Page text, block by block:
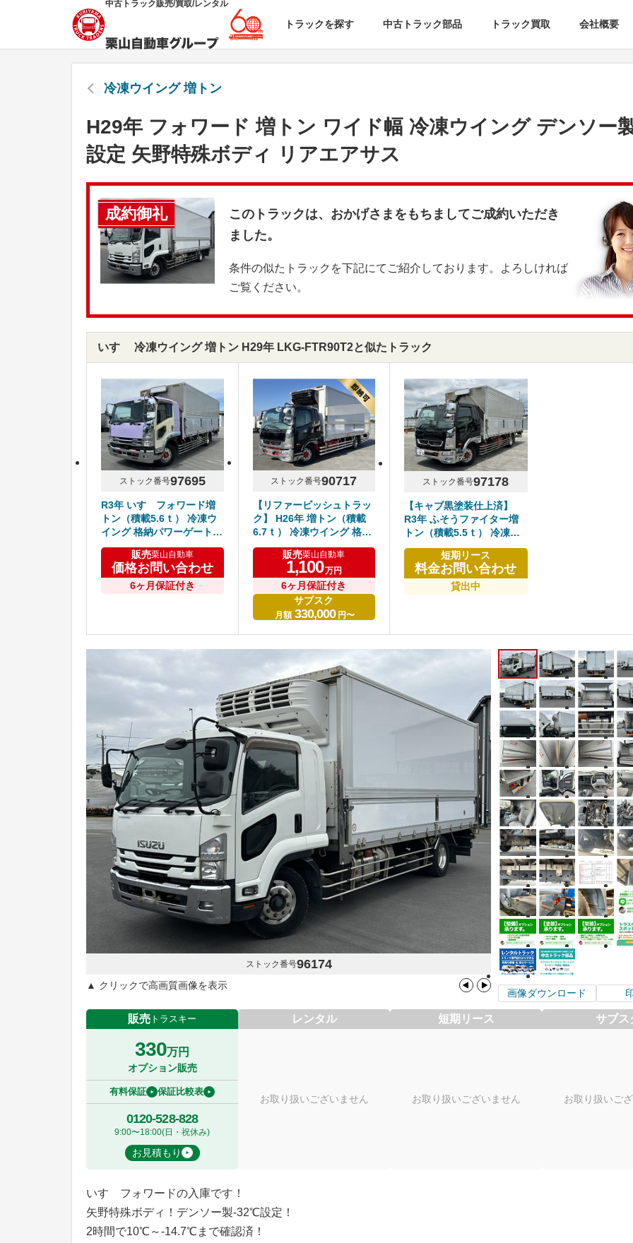
中古トラック販売/買取/レンタル
トラックを探す 中古トラック部品 トラック買取 会社概要
冷凍ウイング 増トン
H29年 フォワード 増トン ワイド幅 冷凍ウイング デンソー
設定 矢野特殊ボディ リアエアサス
成約御礼
このトラックは、おかげさまをもちましてご成約いただき
ました。
条件の似たトラックを下記にてご紹介しております。よろしければ
ご覧ください。
いすゞ 冷凍ウイング 増トン H29年 LKG-FTR90T2と似たトラック
ストック番号97695
R3年 いすゞフォワード増
トン（積載5.6ｔ） 冷凍ウ
イング 格納パワーゲート付
き 菱重⁻5℃設定 6200ワイ
ド リアエアサス ステン・
メッキパーツ多数 アルミホ
イール 6速マニュアル 車検
販売栗山自動車
価格お問い合わせ
6ヶ月保証付き
ストック番号90717
【リファービッシュトラッ
ク】 H26年 増トン（積載
6.7ｔ） 冷凍ウイング 格納
パワーゲート付き 菱重⁻5℃
設定 6200ワイド 板バネ 木
床 6速マニュアル ふそうフ
ァイター 車検付き
販売栗山自動車
1,100万円
6ヶ月保証付き
サブスク
月額 330,000 円〜
ストック番号97178
【キャブ黒塗装仕上済】
R3年 ふそうファイター増
トン（積載5.5ｔ） 冷凍ウ
イング 格納パワーゲート付
き 菱重⁻30℃設定 6200ワイ
ド リアエアサス ステン・
メッキパーツ多数 アルミホ
短期リース
料金お問い合わせ
貸出中
ストック番号96174
▲ クリックで高画質画像を表示
画像ダウンロード
販売 トラスキー
330万円
オプション販売
有料保証 保証比較表
0120-528-828
9:00〜18:00(日・祝休み)
お見積もり
レンタル
お取り扱いございません
短期リース
お取り扱いございません
サブス
お取り扱いご
いすゞフォワードの入庫です！
矢野特殊ボディ！デンソー製-32℃設定！
2時間で10℃～-14.7℃まで確認済！